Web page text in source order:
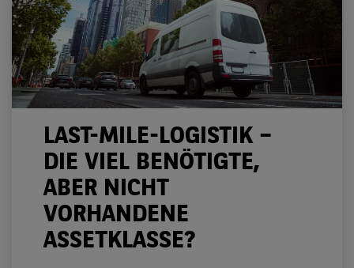
LAST-MILE-LOGISTIK –
DIE VIEL BENÖTIGTE,
ABER NICHT
VORHANDENE
ASSETKLASSE?